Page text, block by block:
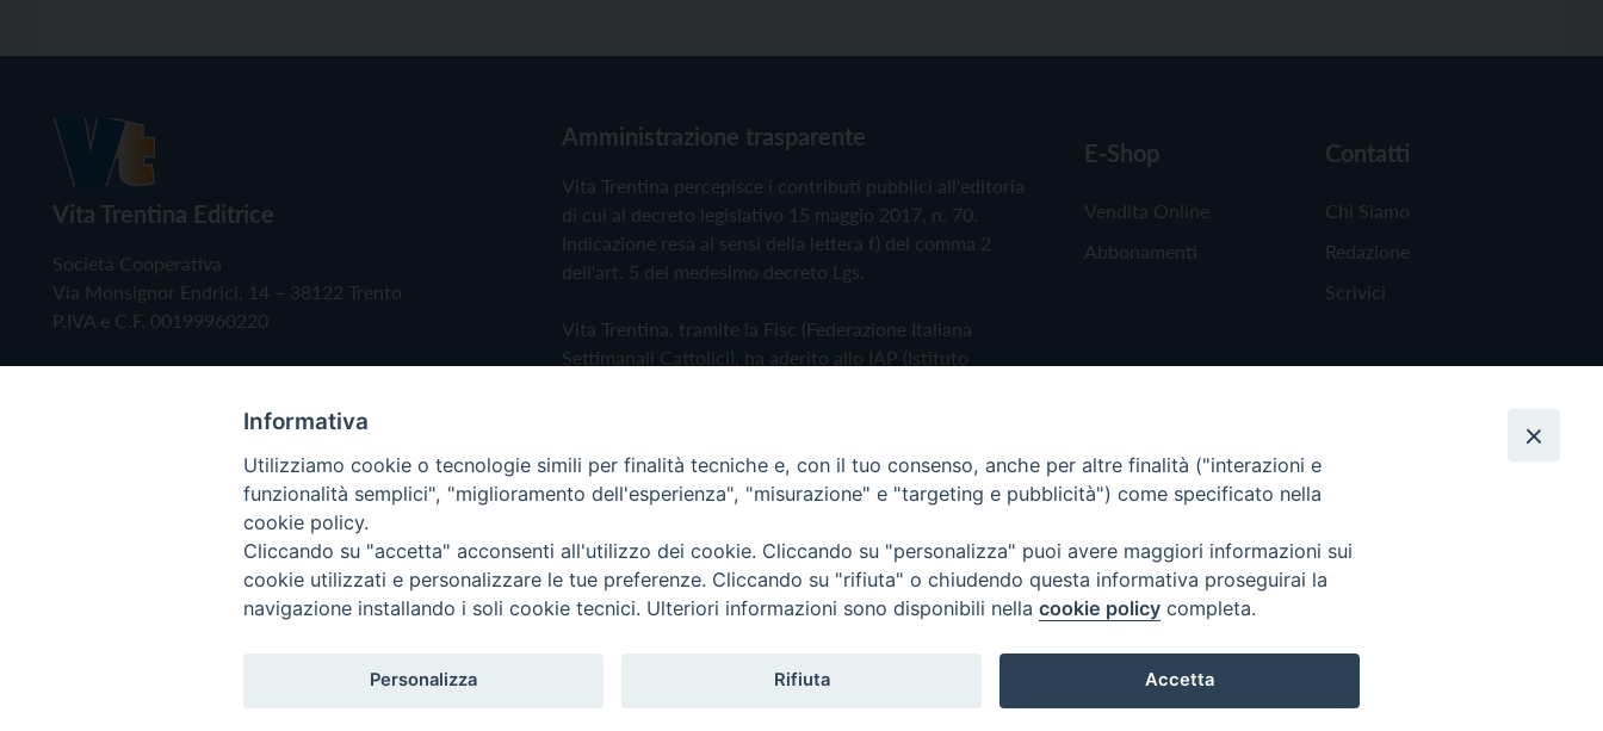
Vita Trentina Editrice
Società Cooperativa
Via Monsignor Endrici, 14 – 38122 Trento
P.IVA e C.F. 00199960220
Amministrazione trasparente
Vita Trentina percepisce i contributi pubblici all'editoria
di cui al decreto legislativo 15 maggio 2017, n. 70.
Indicazione resa ai sensi della lettera f) del comma 2
dell'art. 5 del medesimo decreto Lgs.
Vita Trentina, tramite la Fisc (Federazione Italiana
Settimanali Cattolici), ha aderito allo IAP (Istituto
Privacy Policy Cookie Policy
E-Shop
Vendita Online
Abbonamenti
Contatti
Chi Siamo
Redazione
Scrivici
Copyright © 2019 - Tutti i diritti riservati - Vita Trentina Editrice
Informativa
Utilizziamo cookie o tecnologie simili per finalità tecniche e, con il tuo consenso, anche per altre finalità ("interazioni e
funzionalità semplici", "miglioramento dell'esperienza", "misurazione" e "targeting e pubblicità") come specificato nella
cookie policy.
Cliccando su "accetta" acconsenti all'utilizzo dei cookie. Cliccando su "personalizza" puoi avere maggiori informazioni sui
cookie utilizzati e personalizzare le tue preferenze. Cliccando su "rifiuta" o chiudendo questa informativa proseguirai la
navigazione installando i soli cookie tecnici. Ulteriori informazioni sono disponibili nella cookie policy completa.
Personalizza Rifiuta Accetta